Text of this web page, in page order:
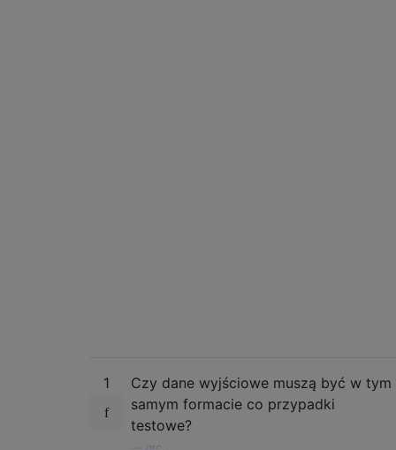
1
Czy dane wyjściowe muszą być w tym
samym formacie co przypadki
testowe?